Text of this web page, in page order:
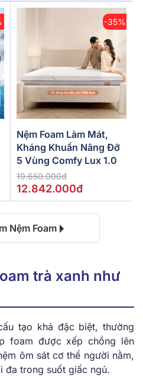
-35%
Nệm Foam Làm Mát,
Kháng Khuẩn Nâng Đỡ
5 Vùng Comfy Lux 1.0
19.650.000đ
12.842.000đ
Nệm Foam
trà xanh như
tạo khá đặc biệt, thường
foam được xếp chồng lên
ôm sát cơ thể người nằm,
đa trong suốt giấc ngủ.